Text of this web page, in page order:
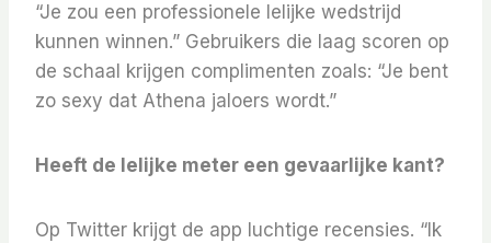
“Je zou een professionele lelijke wedstrijd
kunnen winnen.” Gebruikers die laag scoren op
de schaal krijgen complimenten zoals: “Je bent
zo sexy dat Athena jaloers wordt.”
Heeft de lelijke meter een gevaarlijke kant?
Op Twitter krijgt de app luchtige recensies. “Ik